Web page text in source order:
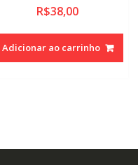
R$38,00
Adicionar ao carrinho